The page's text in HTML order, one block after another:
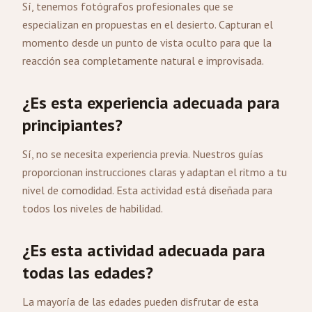
Sí, tenemos fotógrafos profesionales que se
especializan en propuestas en el desierto. Capturan el
momento desde un punto de vista oculto para que la
reacción sea completamente natural e improvisada.
¿Es esta experiencia adecuada para
principiantes?
Sí, no se necesita experiencia previa. Nuestros guías
proporcionan instrucciones claras y adaptan el ritmo a tu
nivel de comodidad. Esta actividad está diseñada para
todos los niveles de habilidad.
¿Es esta actividad adecuada para
todas las edades?
La mayoría de las edades pueden disfrutar de esta